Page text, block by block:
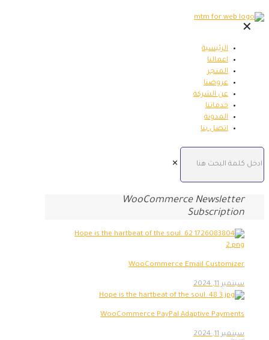
✕
الرئيسية
اعمالنا
المتجر
عروضنا
عن الشركة
خدماتنا
المدونة
اتصل بنا
✕
WooCommerce Newsletter
Subscription
WooCommerce Email Customizer
سبتمبر 11, 2024
WooCommerce PayPal Adaptive Payments
سبتمبر 11, 2024